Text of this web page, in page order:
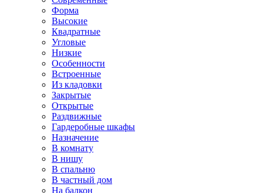
Форма
Высокие
Квадратные
Угловые
Низкие
Особенности
Встроенные
Из кладовки
Закрытые
Открытые
Раздвижные
Гардеробные шкафы
Назначение
В комнату
В нишу
В спальню
В частный дом
На балкон